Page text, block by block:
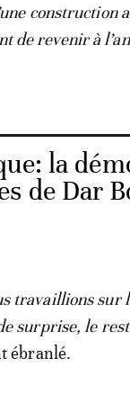
de revenir à
la
de Dar
travaillions sur
surprise, le
ébranlé.